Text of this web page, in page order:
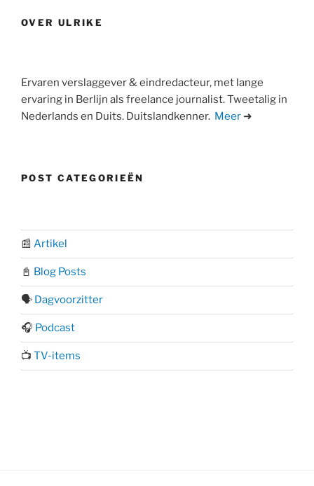
OVER ULRIKE
Ervaren verslaggever & eindredacteur, met lange
ervaring in Berlijn als freelance journalist. Tweetalig in
Nederlands en Duits. Duitslandkenner. Meer ➜
POST CATEGORIEËN
📰 Artikel
📓 Blog Posts
🗣️ Dagvoorzitter
🎧 Podcast
📺 TV-items